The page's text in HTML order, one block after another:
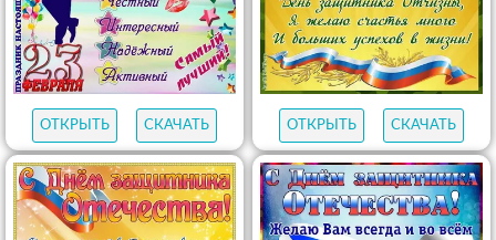
ОТКРЫТЬ СКАЧАТЬ ОТКРЫТЬ СКАЧАТЬ